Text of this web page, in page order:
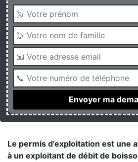
Le permis d’exploitation est une
à un exploitant de débit de